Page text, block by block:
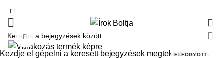
ELFOGYOTT
Click to enlarge
Kezdje el gépelni a keresett bejegyzések megtekintéséhez.